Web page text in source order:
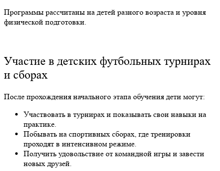
Программы рассчитаны на детей разного возраста и уровня
физической подготовки.
Участие в детских футбольных турнирах
и сборах
После прохождения начального этапа обучения дети могут:
Участвовать в турнирах и показывать свои навыки на
практике.
Побывать на спортивных сборах, где тренировки
проходят в интенсивном режиме.
Получить удовольствие от командной игры и завести
новых друзей.